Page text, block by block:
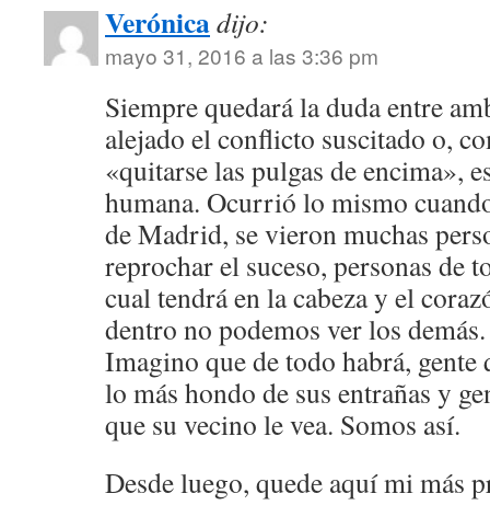
Verónicadijo:
mayo 31, 2016 a las 3:36 pm
Siempre quedará la duda entre
alejado el conflicto suscitado o,
«quitarse las pulgas de encima»,
humana. Ocurrió lo mismo
de Madrid, se vieron muchas
reprochar el suceso, personas de
cual tendrá en la cabeza y el
dentro no podemos ver los demás.
Imagino que de todo habrá, gente
lo más hondo de sus entrañas y
que su vecino le vea. Somos así.
Desde luego, quede aquí mi más